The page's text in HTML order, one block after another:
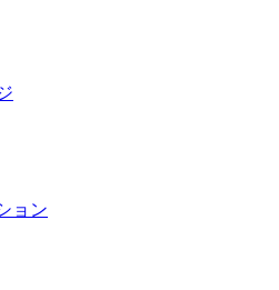
ョン